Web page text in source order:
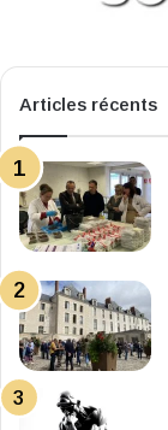
Articles récents